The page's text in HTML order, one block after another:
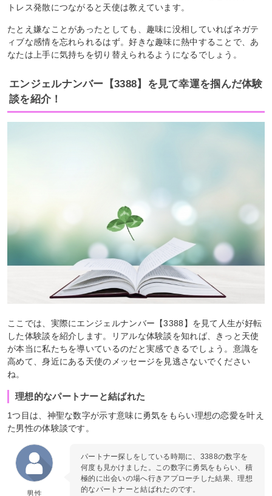
トレス発散につながると天使は教えています。
たとえ嫌なことがあったとしても、趣味に没相していればネガテ
ィブな感情を忘れられるはず。好きな趣味に熱中することで、あ
なたは上手に気持ちを切り替えられるようになるでしょう。
エンジェルナンバー【3388】を見て幸運を掴んだ体験
談を紹介！
ここでは、実際にエンジェルナンバー【3388】を見て人生が好転
した体験談を紹介します。リアルな体験談を知れば、きっと天使
が本当に私たちを導いているのだと実感できるでしょう。意識を
高めて、身近にある天使のメッセージを見逃さないでください
ね。
理想的なパートナーと結ばれた
1つ目は、神聖な数字が示す意味に勇気をもらい理想の恋愛を叶え
た男性の体験談です。
男性
パートナー探しをしている時期に、3388の数字を
何度も見かけました。この数字に勇気をもらい、積
極的に出会いの場へ行きアプローチした結果、理想
的なパートナーと結ばれたのです。